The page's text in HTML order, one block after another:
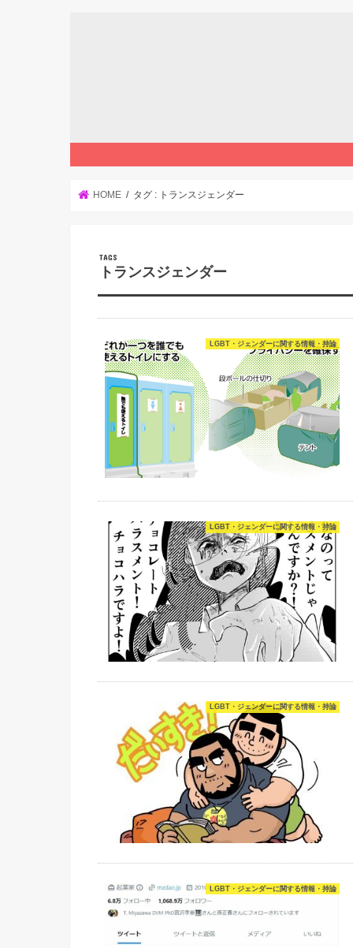
HOME タグ : トランスジェンダー
トランスジェンダー
LGBT・ジェンダーに関する情報・持論
LGBT・ジェンダーに関する情報・持論
LGBT・ジェンダーに関する情報・持論
LGBT・ジェンダーに関する情報・持論